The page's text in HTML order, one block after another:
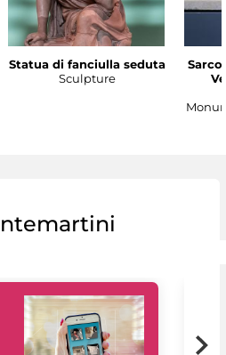
Statua di fanciulla seduta
Sculpture